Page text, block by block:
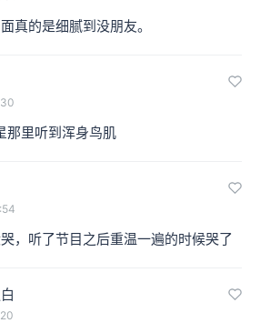
真的是细腻到没朋友。
那里听到浑身鸟肌
，听了节目之后重温一遍的时候哭了